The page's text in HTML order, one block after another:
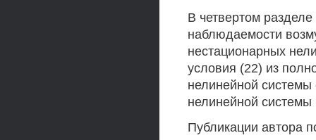
В четвертом
наблюдаемости
нестационарных
условия (22) из
нелинейной
нелинейной системы
Публикации автора